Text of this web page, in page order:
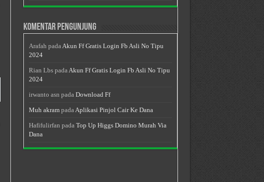
Komentar Pengunjung
Arafah padaAkun Ff Gratis Login Fb Asli No Tipu
2024
Rian LbspadaAkun Ff Gratis Login Fb Asli No Tipu
2024
irwanto asn pada Download Ff
Muh akrampadaAplikasi Pinjol Cair Ke Dana
Hafifulirfan pada Top Up Higgs Domino Murah Via
Dana